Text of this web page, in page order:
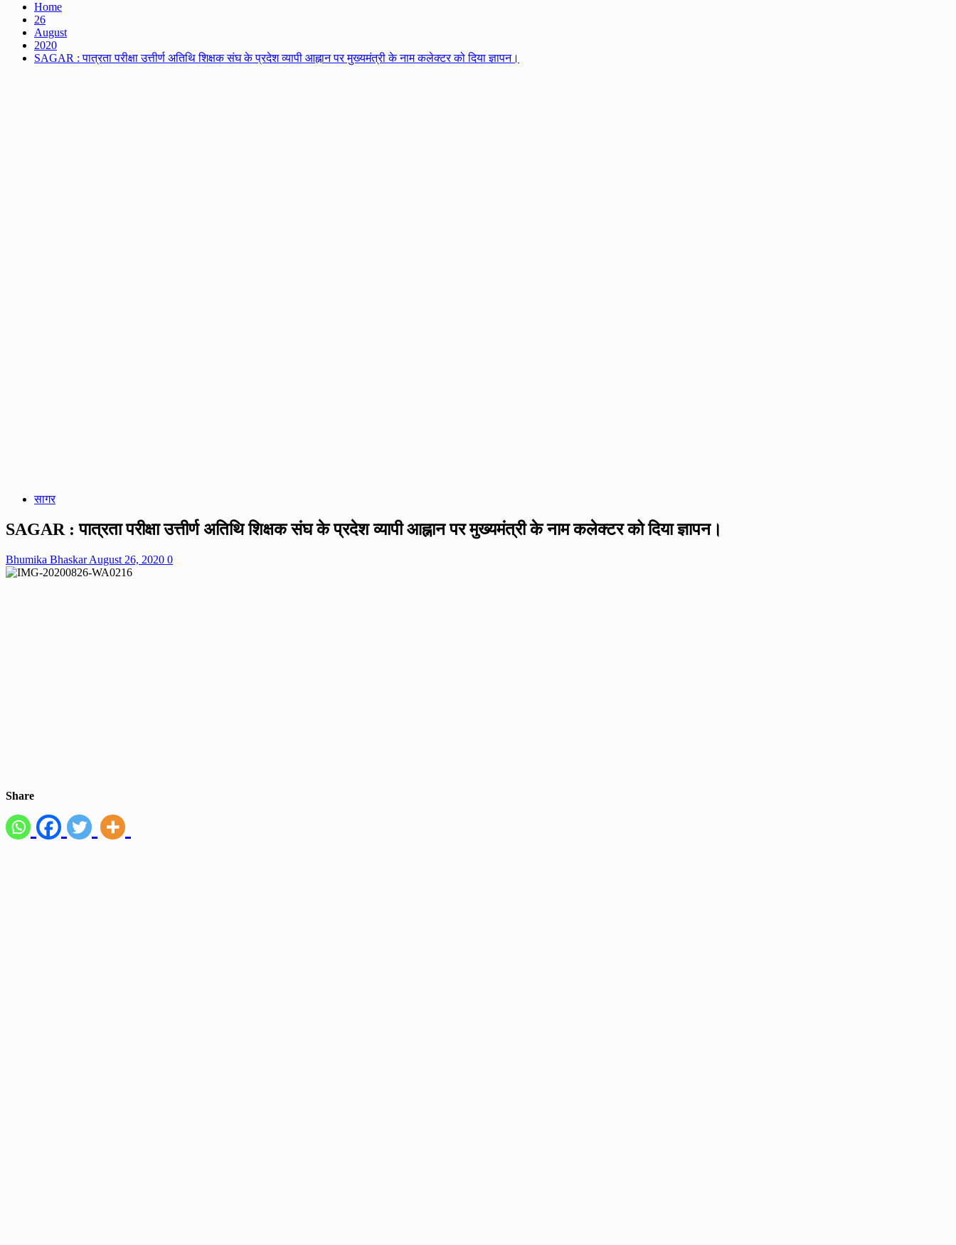
Home
26
August
2020
SAGAR : पात्रता परीक्षा उत्तीर्ण अतिथि शिक्षक संघ के प्रदेश व्यापी आह्नान पर मुख्यमंत्री के नाम कलेक्टर को दिया ज्ञापन।
सागर
SAGAR : पात्रता परीक्षा उत्तीर्ण अतिथि शिक्षक संघ के प्रदेश व्यापी आह्नान पर मुख्यमंत्री के नाम कलेक्टर को दिया ज्ञापन।
Bhumika BhaskarAugust 26, 2020 0
Share